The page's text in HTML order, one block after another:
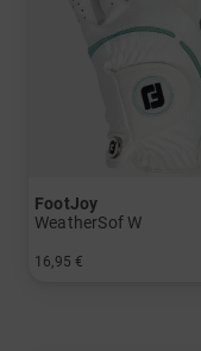
FootJoy
WeatherSof W
16,95 €